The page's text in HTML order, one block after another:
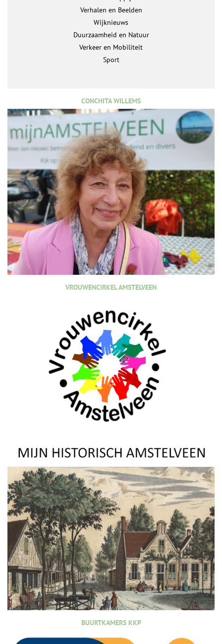
Verhalen en Beelden
Wijknieuws
Duurzaamheid en Natuur
Verkeer en Mobiliteit
Sport
CONCHITA WILLEMS
VROUWENCIRKEL AMSTELVEEN
BUURTKAMERS KKP